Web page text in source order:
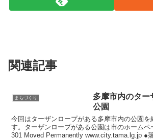
関連記事
まちづくり
多摩市内のター
公園
今回はターザンロープがある多摩市内の公園を
す。ターザンロープがある公園は市のホームペ
301 Moved Permanently www.city.tama.lg.jp ●